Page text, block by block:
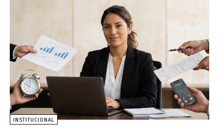
INSTITUCIONAL